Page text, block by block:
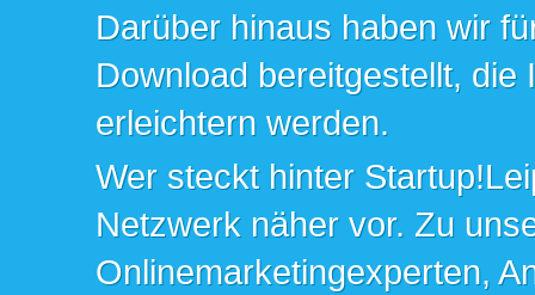
Darüber hinaus haben wir
Download bereitgestellt,
erleichtern werden.
Wer steckt hinter
Netzwerk näher vor. Zu
Onlinemarketingexperten,